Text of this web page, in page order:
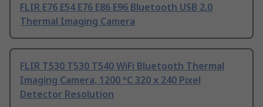
FLIR E76 E54 E76 E86 E96 Bluetooth USB 2.0
Thermal Imaging Camera
FLIR T530 T530 T540 WiFi Bluetooth Thermal
Imaging Camera, 1200 °C 320 x 240 Pixel
Detector Resolution